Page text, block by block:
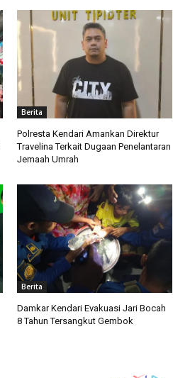
Berita
Polresta Kendari Amankan Direktur
Travelina Terkait Dugaan Penelantaran
Jemaah Umrah
Berita
Damkar Kendari Evakuasi Jari Bocah
8 Tahun Tersangkut Gembok